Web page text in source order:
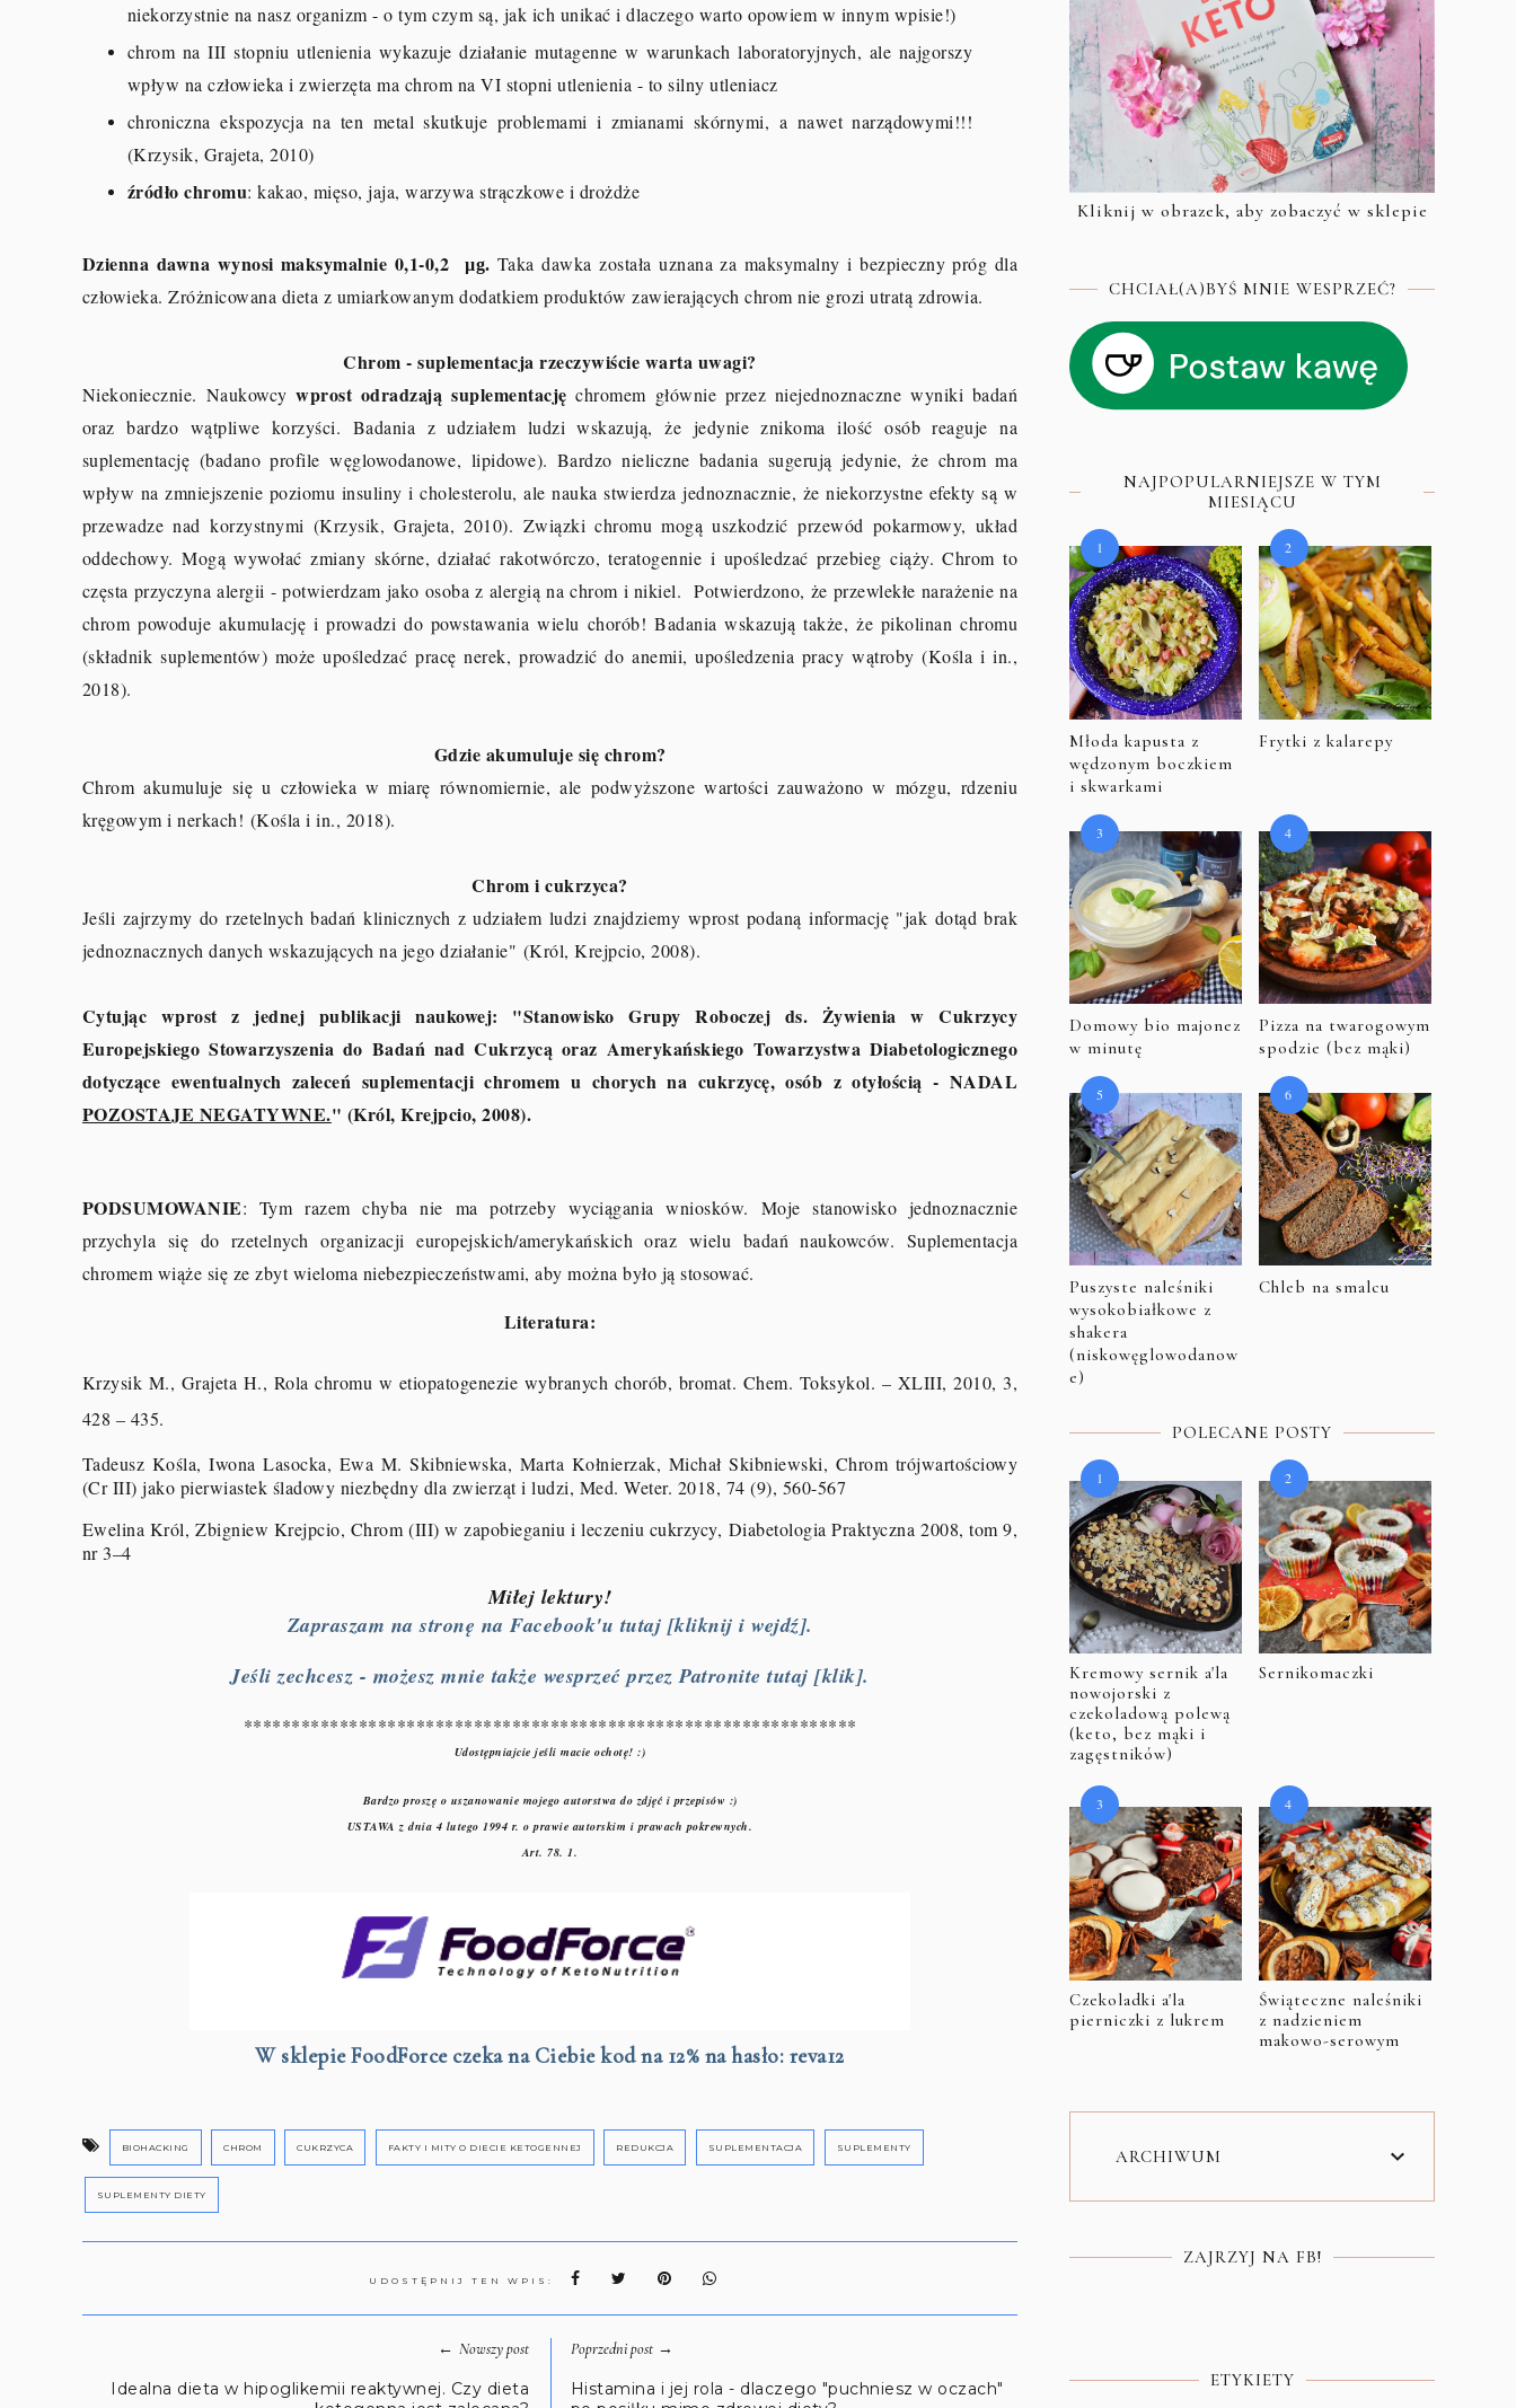
niekorzystnie na nasz organizm - o tym czym są, jak ich unikać i dlaczego warto opowiem w innym wpisie!)
chrom na III stopniu utlenienia wykazuje działanie mutagenne w warunkach laboratoryjnych, ale najgorszy
wpływ na człowieka i zwierzęta ma chrom na VI stopni utlenienia - to silny utleniacz
chroniczna ekspozycja na ten metal skutkuje problemami i zmianami skórnymi, a nawet narządowymi!!!
(Krzysik, Grajeta, 2010)
źródło chromu: kakao, mięso, jaja, warzywa strączkowe i drożdże
Dzienna dawna wynosi maksymalnie 0,1-0,2 µg. Taka dawka została uznana za maksymalny i bezpieczny próg dla
człowieka. Zróżnicowana dieta z umiarkowanym dodatkiem produktów zawierających chrom nie grozi utratą zdrowia.
Chrom - suplementacja rzeczywiście warta uwagi?
Niekoniecznie. Naukowcywprost odradzają suplementację chromem głównie przez niejednoznaczne wyniki badań
oraz bardzo wątpliwe korzyści. Badania z udziałem ludzi wskazują, że jedynie znikoma ilość osób reaguje na
suplementację (badano profile węglowodanowe, lipidowe). Bardzo nieliczne badania sugerują jedynie, że chrom ma
wpływ na zmniejszenie poziomu insuliny i cholesterolu, ale nauka stwierdza jednoznacznie, że niekorzystne efekty są w
przewadze nad korzystnymi (Krzysik, Grajeta, 2010). Związki chromu mogą uszkodzić przewód pokarmowy, układ
oddechowy. Mogą wywołać zmiany skórne, działać rakotwórczo, teratogennie i upośledzać przebieg ciąży. Chrom to
częsta przyczyna alergii - potwierdzam jako osoba z alergią na chrom i nikiel. Potwierdzono, że przewlekłe narażenie na
chrom powoduje akumulację i prowadzi do powstawania wielu chorób! Badania wskazują także, że pikolinan chromu
(składnik suplementów) może upośledzać pracę nerek, prowadzić do anemii, upośledzenia pracy wątroby (Kośla i in.,
2018).
Gdzie akumuluje się chrom?
Chrom akumuluje się u człowieka w miarę równomiernie, ale podwyższone wartości zauważono w mózgu, rdzeniu
kręgowym i nerkach! (Kośla i in., 2018).
Chrom i cukrzyca?
Jeśli zajrzymy do rzetelnych badań klinicznych z udziałem ludzi znajdziemy wprost podaną informację "jak dotąd brak
jednoznacznych danych wskazujących na jego działanie" (Król, Krejpcio, 2008).
Cytując wprost z jednej publikacji naukowej: "Stanowisko Grupy Roboczej ds. Żywienia w Cukrzycy
Europejskiego Stowarzyszenia do Badań nad Cukrzycą oraz Amerykańskiego Towarzystwa Diabetologicznego
dotyczące ewentualnych zaleceń suplementacji chromem u chorych na cukrzycę, osób z otyłością - NADAL
POZOSTAJE NEGATYWNE." (Król, Krejpcio, 2008).
PODSUMOWANIE: Tym razem chyba nie ma potrzeby wyciągania wniosków. Moje stanowisko jednoznacznie
przychyla się do rzetelnych organizacji europejskich/amerykańskich oraz wielu badań naukowców. Suplementacja
chromem wiąże się ze zbyt wieloma niebezpieczeństwami, aby można było ją stosować.
Literatura:
Krzysik M., Grajeta H., Rola chromu w etiopatogenezie wybranych chorób, bromat. Chem. Toksykol. – XLIII, 2010, 3,
428 – 435.
Tadeusz Kośla, Iwona Lasocka, Ewa M. Skibniewska, Marta Kołnierzak, Michał Skibniewski, Chrom trójwartościowy
(Cr III) jako pierwiastek śladowy niezbędny dla zwierząt i ludzi, Med. Weter. 2018, 74 (9), 560-567
Ewelina Król, Zbigniew Krejpcio, Chrom (III) w zapobieganiu i leczeniu cukrzycy, Diabetologia Praktyczna 2008, tom 9,
nr 3–4
Miłej lektury!
Zapraszam na stronę na Facebook'u tutaj [kliknij i wejdź].
Jeśli zechcesz - możesz mnie także wesprzeć przez Patronite tutaj [klik].
****************************************************************
Udostępniajcie jeśli macie ochotę! :)
Bardzo proszę o uszanowanie mojego autorstwa do zdjęć i przepisów :)
USTAWA z dnia 4 lutego 1994 r. o prawie autorskim i prawach pokrewnych.
Art. 78. 1.
W sklepie FoodForce czeka na Ciebie kod na 12% na hasło: reva12
BIOHACKING CHROM CUKRZYCA FAKTY I MITY O DIECIE KETOGENNEJ REDUKCJA SUPLEMENTACJA SUPLEMENTY
SUPLEMENTY DIETY
UDOSTĘPNIJ TEN WPIS:
←Nowszy post
Idealna dieta w hipoglikemii reaktywnej. Czy dieta
Poprzedni post→
Histamina i jej rola - dlaczego "puchniesz w oczach"
Kliknij w obrazek, aby zobaczyć w sklepie
CHCIAŁ(A)BYŚ MNIE WESPRZEĆ?
NAJPOPULARNIEJSZE W TYM
MIESIĄCU
Młoda kapusta z
wędzonym boczkiem
i skwarkami
Frytki z kalarepy
Domowy bio majonez
w minutę
Pizza na twarogowym
spodzie (bez mąki)
Puszyste naleśniki
wysokobiałkowe z
shakera
(niskowęglowodanow
e)
Chleb na smalcu
POLECANE POSTY
Kremowy sernik a'la
nowojorski z
czekoladową polewą
(keto, bez mąki i
zagęstników)
Sernikomaczki
Czekoladki a'la
pierniczki z lukrem
Świąteczne naleśniki
z nadzieniem
makowo-serowym
ARCHIWUM
ZAJRZYJ NA FB!
ETYKIETY